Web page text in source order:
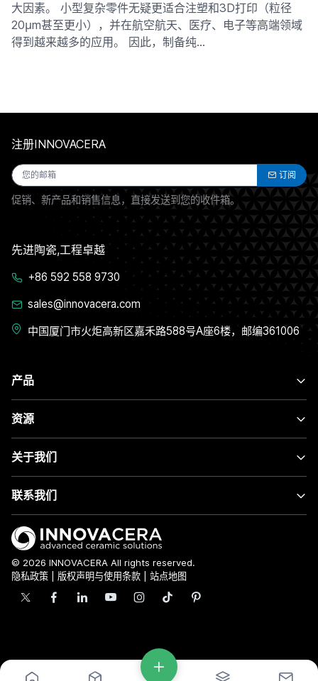
大因素。 小型复杂零件无疑更适合注塑和3D打印（粒径
20μm甚至更小），并在航空航天、医疗、电子等高端领域
得到越来越多的应用。 因此，制备纯…
产品
资源
关于我们
联系我们
注册INNOVACERA
订阅
促销、新产品和销售信息，直接发送到您的收件箱。
先进陶瓷,工程卓越
+86 592 558 9730
sales@innovacera.com
中国厦门市火炬高新区嘉禾路588号A座6楼，邮编361006
© 2026 INNOVACERA All rights reserved.
隐私政策
版权声明与使用条款 站点地图